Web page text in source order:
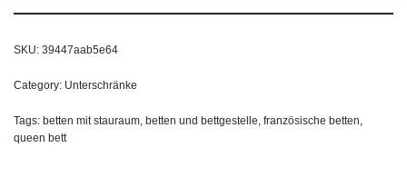
SKU: 39447aab5e64
Category: Unterschränke
Tags: betten mit stauraum, betten und bettgestelle, französische betten,
queen bett